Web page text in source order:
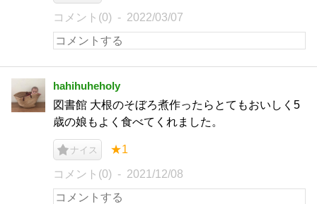
コメント(0) 2022/03/07
hahihuheholy
図書館 大根のそぼろ煮作ったらとてもおいしく5
歳の娘もよく食べてくれました。
ナイス ★1
コメント(0) 2021/12/08